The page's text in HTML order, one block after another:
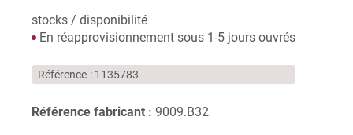
stocks / disponibilité
En réapprovisionnement sous 1-5 jours ouvrés
Référence 1135783
Référence fabricant : 9009.B32